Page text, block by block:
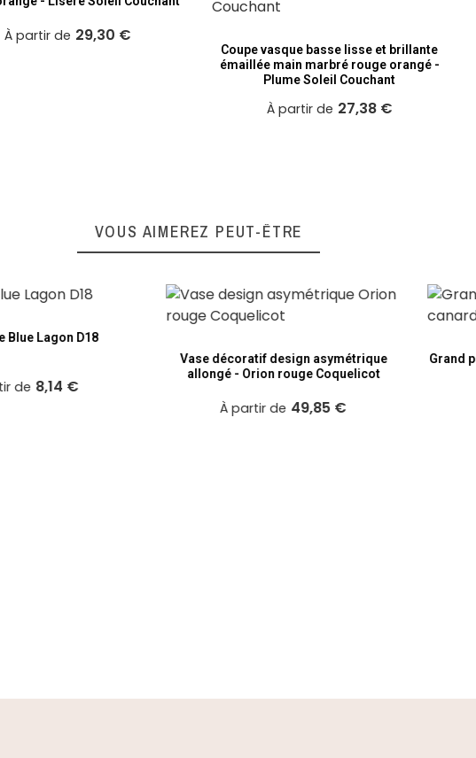
À partir de 29,30 €
Coupe vasque basse lisse et brillante
émaillée main marbré rouge orangé -
Plume Soleil Couchant
À partir de 27,38 €
VOUS AIMEREZ PEUT-ÊTRE
Grand pot Cancale Vert canard et Jaune
- Fashion’s Pop
À partir de 27,53 €